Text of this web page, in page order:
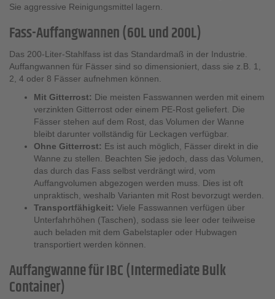
Sie aggressive Reinigungsmittel lagern.
Fass-Auffangwannen (60L und 200L)
Das 200-Liter-Stahlfass ist das Standardmaß in der Industrie.
Auffangwannen für Fässer sind so dimensioniert, dass sie z.B. 1,
2, 4 oder 8 Fässer aufnehmen können.
Mit Gitterrost: Die meisten Fasswannen werden mit einem
verzinkten Gitterrost oder einem PE-Rost geliefert. Die
Fässer stehen auf dem Rost, das Volumen der Wanne
bleibt darunter vollständig für Leckagen verfügbar.
Ohne Gitterrost: Es ist auch möglich, Fässer direkt in die
Wanne zu stellen. Beachten Sie jedoch, dass das Volumen,
das durch das Fass selbst verdrängt wird, vom
Auffangvolumen abgezogen werden muss. Dies ist oft
unpraktisch, weshalb Varianten mit Rost bevorzugt werden.
Transportfähigkeit: Viele Fasswannen verfügen über
Unterfahrhöhen (Taschen), sodass sie leer oder teilweise
auch beladen mit dem Gabelstapler oder Hubwagen
transportiert werden können.
Auffangwanne für IBC (Intermediate Bulk
Container)